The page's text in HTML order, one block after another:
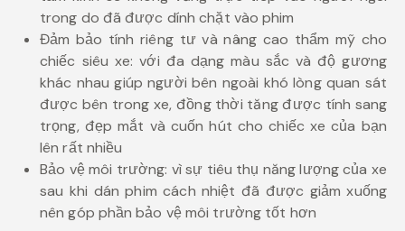
trong do đã được dính chặt vào phim
Đảm bảo tính riêng tư và nâng cao thẩm mỹ cho
chiếc siêu xe: với đa dạng màu sắc và độ gương
khác nhau giúp người bên ngoài khó lòng quan sát
được bên trong xe, đồng thời tăng được tính sang
trọng, đẹp mắt và cuốn hút cho chiếc xe của bạn
lên rất nhiều
Bảo vệ môi trường: vì sự tiêu thụ năng lượng của xe
sau khi dán phim cách nhiệt đã được giảm xuống
nên góp phần bảo vệ môi trường tốt hơn